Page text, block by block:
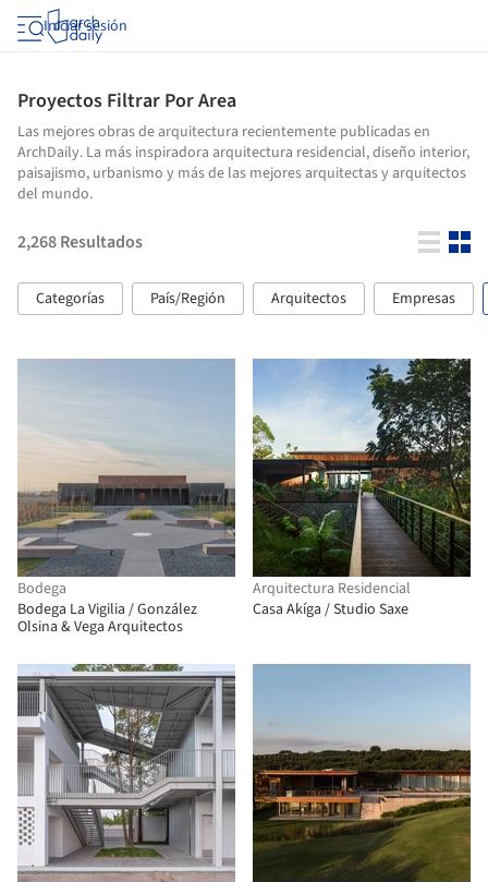
Iniciar sesión
Proyectos Filtrar Por Area
Las mejores obras de arquitectura recientemente publicadas en
ArchDaily. La más inspiradora arquitectura residencial, diseño interior,
paisajismo, urbanismo y más de las mejores arquitectas y arquitectos
del mundo.
2,268Resultados
Categorías País/Región Arquitectos Empresas
Bodega
Bodega La Vigilia / González
Olsina & Vega Arquitectos
Arquitectura Residencial
Casa Akíga / Studio Saxe